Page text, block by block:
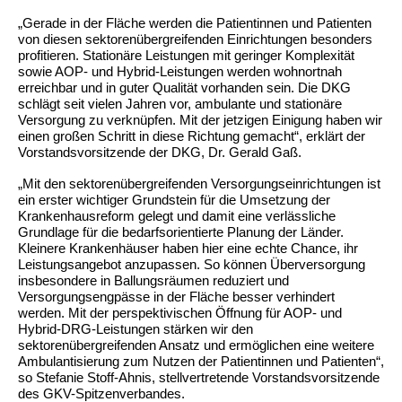
„Gerade in der Fläche werden die Patientinnen und Patienten
von diesen sektorenübergreifenden Einrichtungen besonders
profitieren. Stationäre Leistungen mit geringer Komplexität
sowie AOP- und Hybrid-Leistungen werden wohnortnah
erreichbar und in guter Qualität vorhanden sein. Die DKG
schlägt seit vielen Jahren vor, ambulante und stationäre
Versorgung zu verknüpfen. Mit der jetzigen Einigung haben wir
einen großen Schritt in diese Richtung gemacht“, erklärt der
Vorstandsvorsitzende der DKG, Dr. Gerald Gaß.
„Mit den sektorenübergreifenden Versorgungseinrichtungen ist
ein erster wichtiger Grundstein für die Umsetzung der
Krankenhausreform gelegt und damit eine verlässliche
Grundlage für die bedarfsorientierte Planung der Länder.
Kleinere Krankenhäuser haben hier eine echte Chance, ihr
Leistungsangebot anzupassen. So können Überversorgung
insbesondere in Ballungsräumen reduziert und
Versorgungsengpässe in der Fläche besser verhindert
werden. Mit der perspektivischen Öffnung für AOP‑ und
Hybrid‑DRG‑Leistungen stärken wir den
sektorenübergreifenden Ansatz und ermöglichen eine weitere
Ambulantisierung zum Nutzen der Patientinnen und Patienten“,
so Stefanie Stoff-Ahnis, stellvertretende Vorstandsvorsitzende
des GKV-Spitzenverbandes.